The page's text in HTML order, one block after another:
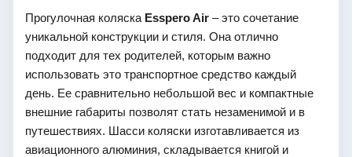
Прогулочная коляска Esspero Air – это сочетание
уникальной конструкции и стиля. Она отлично
подходит для тех родителей, которым важно
использовать это транспортное средство каждый
день. Ее сравнительно небольшой вес и компактные
внешние габариты позволят стать незаменимой и в
путешествиях. Шасси коляски изготавливается из
авиационного алюминия, складывается книгой и